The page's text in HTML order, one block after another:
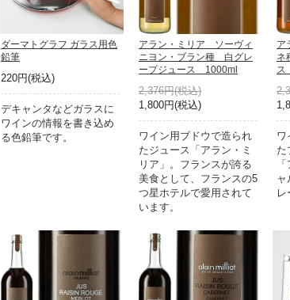
ダーマトグラフ ガラス用色
鉛筆
220円(税込)
デキャンタなどガラスに
ワインの情報を書き込め
る色鉛筆です。
アラン・ミリア ソーヴィ
ニヨン・ブラン種 白グレ
ープジュース 1000ml
2,376円(税込)
1,800円(税込)
ワイン用ブドウで造られ
たジュース「アラン・ミ
リア」。フランスが誇る
美食として、フランスの5
つ星ホテルで愛用されて
います。
ア
ネ
ワ
た
レ